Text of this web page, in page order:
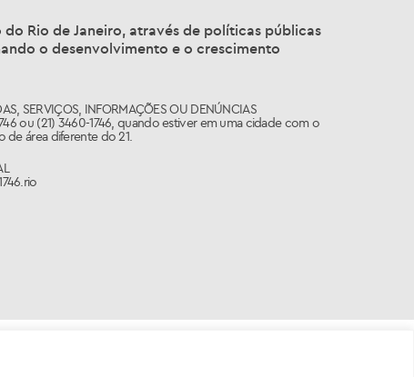
Rio de Janeiro, através de políticas públicas
o desenvolvimento e o crescimento
SERVIÇOS, INFORMAÇÕES OU DENÚNCIAS
ou (21) 3460-1746, quando estiver em uma cidade com o
de área diferente do 21.